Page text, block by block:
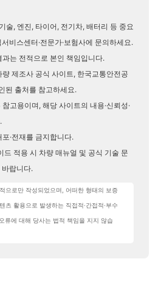
술, 엔진, 타이어, 전기차, 배터리 등 중요
비스센터·전문가·보험사에 문의하세요.
는 전적으로 본인 책임입니다.
제조사 공식 사이트, 한국교통안전공
된 출처를 참고하세요.
고용이며, 해당 사이트의 내용·신뢰성·
·전재를 금지합니다.
드 적용 시 차량 매뉴얼 및 공식 기술 문
랍니다.
으로만 작성되었으며, 어떠한 형태의 보증
츠 활용으로 발생하는 직접적·간접적·부수
류에 대해 당사는 법적 책임을 지지 않습